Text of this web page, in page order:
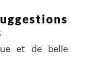
et de belle